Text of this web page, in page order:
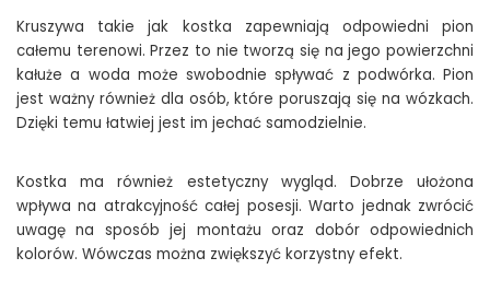
Kruszywa takie jak kostka zapewniają odpowiedni pion
całemu terenowi. Przez to nie tworzą się na jego powierzchni
kałuże a woda może swobodnie spływać z podwórka. Pion
jest ważny również dla osób, które poruszają się na wózkach.
Dzięki temu łatwiej jest im jechać samodzielnie.
Kostka ma również estetyczny wygląd. Dobrze ułożona
wpływa na atrakcyjność całej posesji. Warto jednak zwrócić
uwagę na sposób jej montażu oraz dobór odpowiednich
kolorów. Wówczas można zwiększyć korzystny efekt.